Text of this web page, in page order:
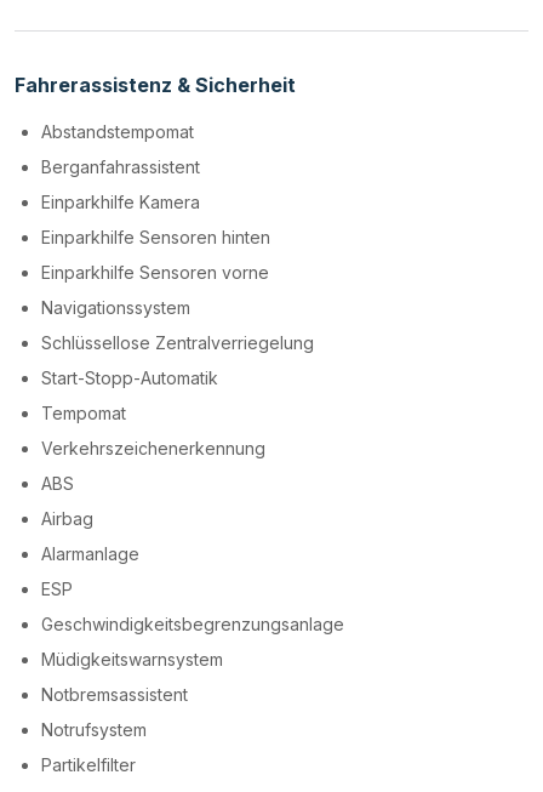
Fahrerassistenz & Sicherheit
Abstandstempomat
Berganfahrassistent
Einparkhilfe Kamera
Einparkhilfe Sensoren hinten
Einparkhilfe Sensoren vorne
Navigationssystem
Schlüssellose Zentralverriegelung
Start-Stopp-Automatik
Tempomat
Verkehrszeichenerkennung
ABS
Airbag
Alarmanlage
ESP
Geschwindigkeitsbegrenzungsanlage
Müdigkeitswarnsystem
Notbremsassistent
Notrufsystem
Partikelfilter